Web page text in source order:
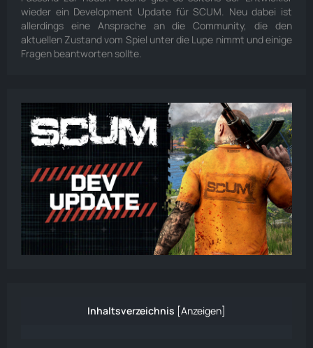
wieder ein Development Update für SCUM. Neu dabei ist
allerdings eine Ansprache an die Community, die den
aktuellen Zustand vom Spiel unter die Lupe nimmt und einige
Fragen beantworten sollte.
Inhaltsverzeichnis [Anzeigen]